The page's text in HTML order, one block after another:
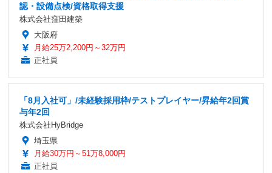
認・設備点検/資格取得支援
株式会社窪田建築
大阪府
月給25万2,200円～32万円
正社員
「8月入社可」/未経験採用枠/テストプレイヤー/昇給年2回賞
与年2回
株式会社HyBridge
埼玉県
月給30万円～51万8,000円
正社員